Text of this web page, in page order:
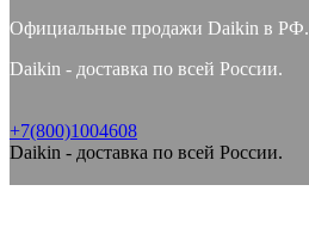
Официальные продажи Daikin в РФ.
Daikin - доставка по всей России.
+7(800)1004608
Daikin - доставка по всей России.